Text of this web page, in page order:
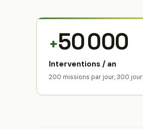
+50 000
Interventions / an
200 missions par jour, 300